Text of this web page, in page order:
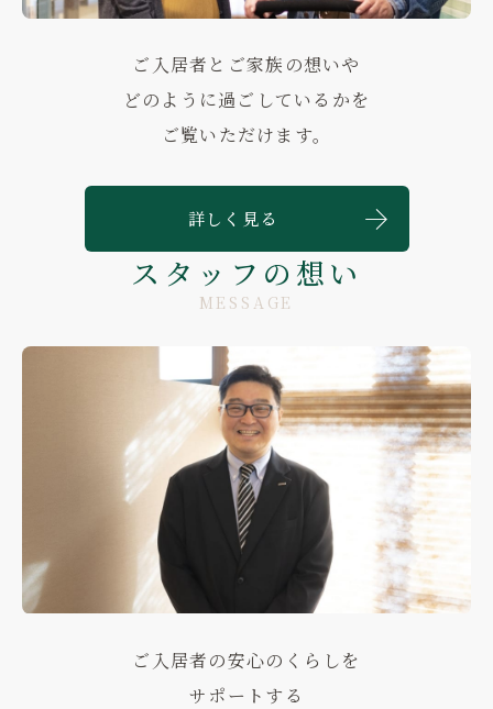
ご入居者とご家族の想いや
どのように過ごしているかを
ご覧いただけます。
詳しく見る
スタッフの想い
MESSAGE
ご入居者の安心のくらしを
サポートする